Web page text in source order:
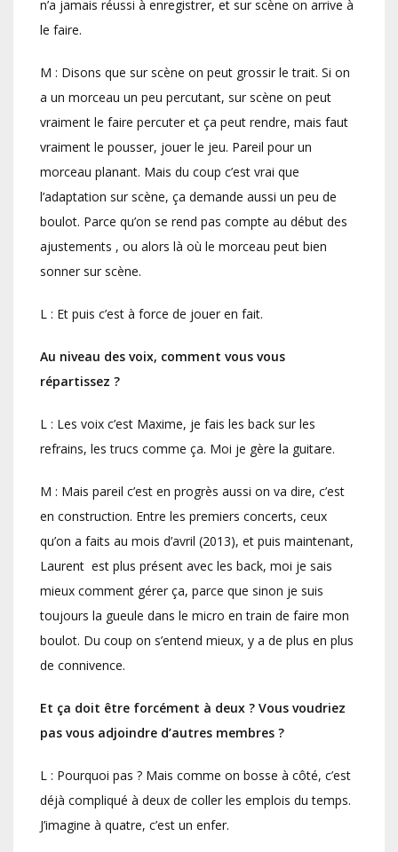
n’a jamais réussi à enregistrer, et sur scène on arrive à
le faire.
M : Disons que sur scène on peut grossir le trait. Si on
a un morceau un peu percutant, sur scène on peut
vraiment le faire percuter et ça peut rendre, mais faut
vraiment le pousser, jouer le jeu. Pareil pour un
morceau planant. Mais du coup c’est vrai que
l’adaptation sur scène, ça demande aussi un peu de
boulot. Parce qu’on se rend pas compte au début des
ajustements , ou alors là où le morceau peut bien
sonner sur scène.
L : Et puis c’est à force de jouer en fait.
Au niveau des voix, comment vous vous
répartissez ?
L : Les voix c’est Maxime, je fais les back sur les
refrains, les trucs comme ça. Moi je gère la guitare.
M : Mais pareil c’est en progrès aussi on va dire, c’est
en construction. Entre les premiers concerts, ceux
qu’on a faits au mois d’avril (2013), et puis maintenant,
Laurent est plus présent avec les back, moi je sais
mieux comment gérer ça, parce que sinon je suis
toujours la gueule dans le micro en train de faire mon
boulot. Du coup on s’entend mieux, y a de plus en plus
de connivence.
Et ça doit être forcément à deux ? Vous voudriez
pas vous adjoindre d’autres membres ?
L : Pourquoi pas ? Mais comme on bosse à côté, c’est
déjà compliqué à deux de coller les emplois du temps.
J’imagine à quatre, c’est un enfer.